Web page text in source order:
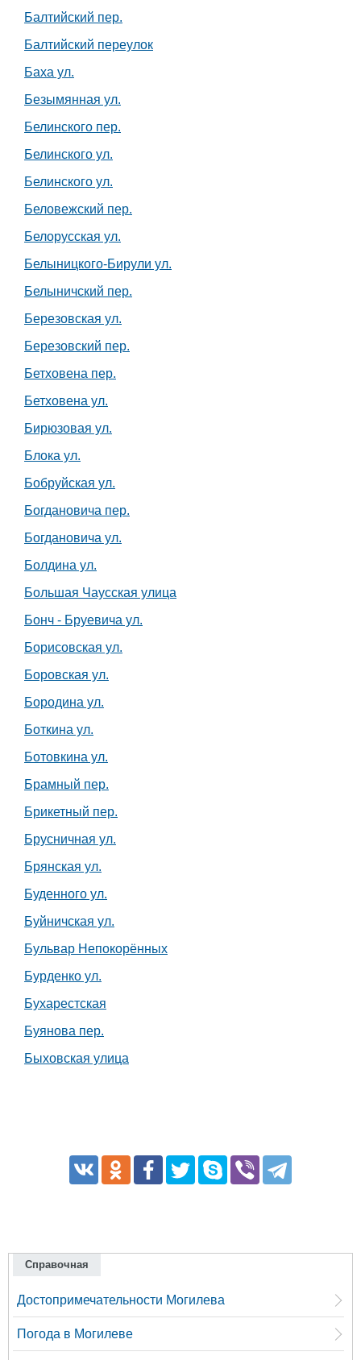
Балтийский пер.
Балтийский переулок
Баха ул.
Безымянная ул.
Белинского пер.
Белинского ул.
Белинского ул.
Беловежский пер.
Белорусская ул.
Белыницкого-Бирули ул.
Белыничский пер.
Березовская ул.
Березовский пер.
Бетховена пер.
Бетховена ул.
Бирюзовая ул.
Блока ул.
Бобруйская ул.
Богдановича пер.
Богдановича ул.
Болдина ул.
Большая Чаусская улица
Бонч - Бруевича ул.
Борисовская ул.
Боровская ул.
Бородина ул.
Боткина ул.
Ботовкина ул.
Брамный пер.
Брикетный пер.
Брусничная ул.
Брянская ул.
Буденного ул.
Буйничская ул.
Бульвар Непокорённых
Бурденко ул.
Бухарестская
Буянова пер.
Быховская улица
Справочная
Достопримечательности Могилева
Погода в Могилеве